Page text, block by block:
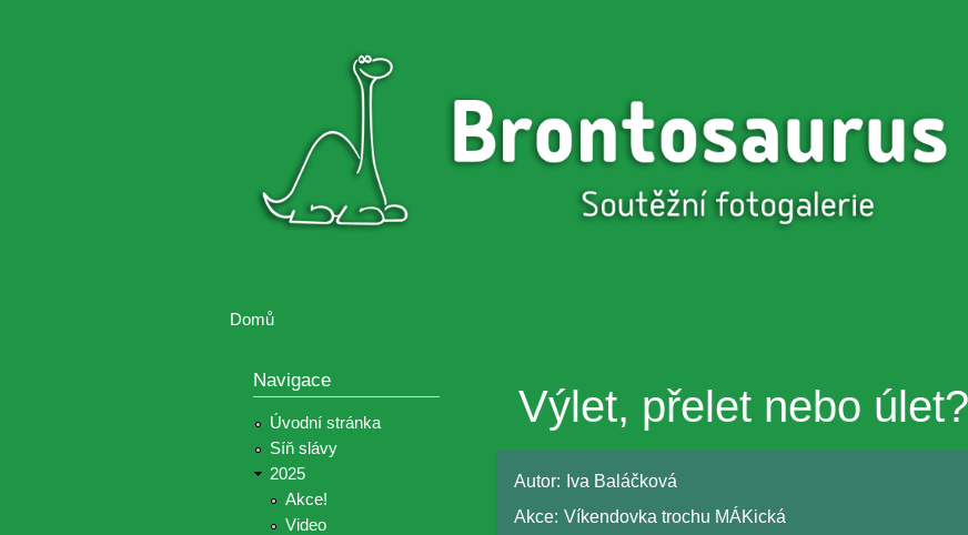
Brontosaurus
Brontosaurus
Domů
Navigace
Úvodní stránka
Síň slávy
2025
Akce!
Video
Výlet, přelet nebo úlet?
Autor: Iva Baláčková
Akce: Víkendovka trochu MÁKická